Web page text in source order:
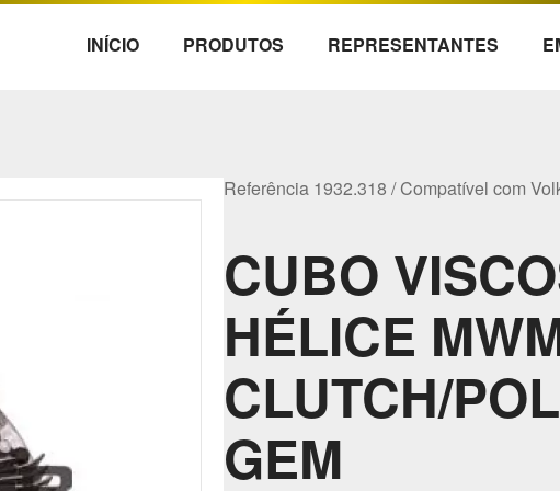
INÍCIO PRODUTOS REPRESENTANTES
Referência 1932.318 / Compatível com
CUBO
HÉLICE
CLUTCH/
GEM